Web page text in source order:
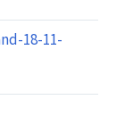
18-11-